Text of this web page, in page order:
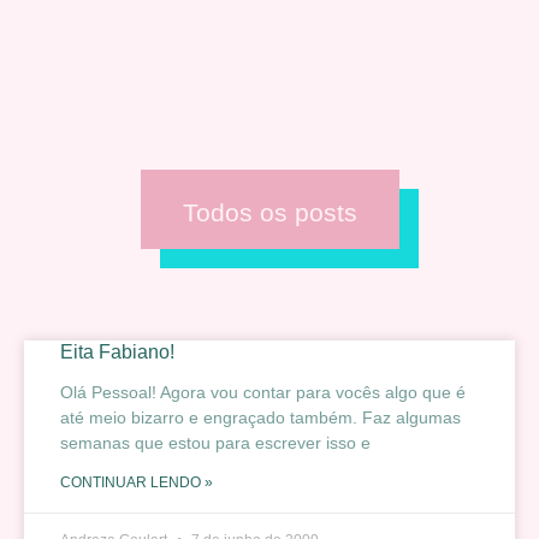
Todos os posts
Eita Fabiano!
Olá Pessoal! Agora vou contar para vocês algo que é
até meio bizarro e engraçado também. Faz algumas
semanas que estou para escrever isso e
CONTINUAR LENDO »